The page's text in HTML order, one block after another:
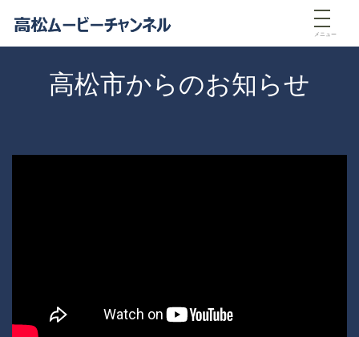
メニュー
高松市からのお知らせ